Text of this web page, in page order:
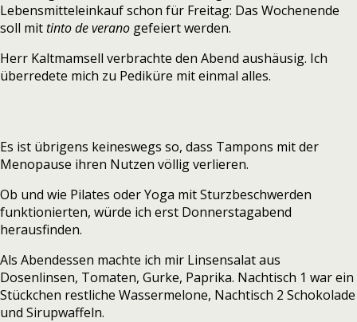
Lebensmitteleinkauf schon für Freitag: Das Wochenende
soll mittinto de verano gefeiert werden.
Herr Kaltmamsell verbrachte den Abend aushäusig. Ich
überredete mich zu Pediküre mit einmal alles.
Es ist übrigens keineswegs so, dass Tampons mit der
Menopause ihren Nutzen völlig verlieren.
Ob und wie Pilates oder Yoga mit Sturzbeschwerden
funktionierten, würde ich erst Donnerstagabend
herausfinden.
Als Abendessen machte ich mir Linsensalat aus
Dosenlinsen, Tomaten, Gurke, Paprika. Nachtisch 1 war ein
Stückchen restliche Wassermelone, Nachtisch 2 Schokolade
und Sirupwaffeln.